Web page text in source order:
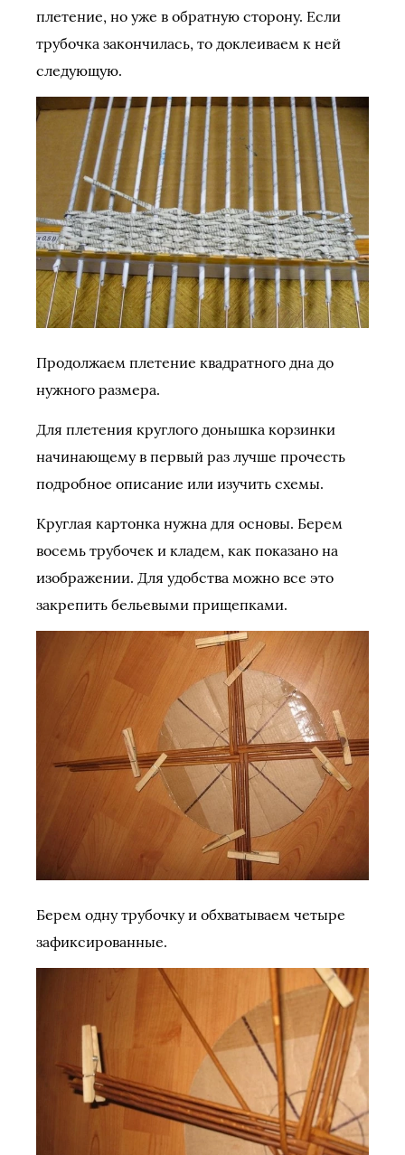
плетение, но уже в обратную сторону. Если
трубочка закончилась, то доклеиваем к ней
следующую.
Продолжаем плетение квадратного дна до
нужного размера.
Для плетения круглого донышка корзинки
начинающему в первый раз лучше прочесть
подробное описание или изучить схемы.
Круглая картонка нужна для основы. Берем
восемь трубочек и кладем, как показано на
изображении. Для удобства можно все это
закрепить бельевыми прищепками.
Берем одну трубочку и обхватываем четыре
зафиксированные.